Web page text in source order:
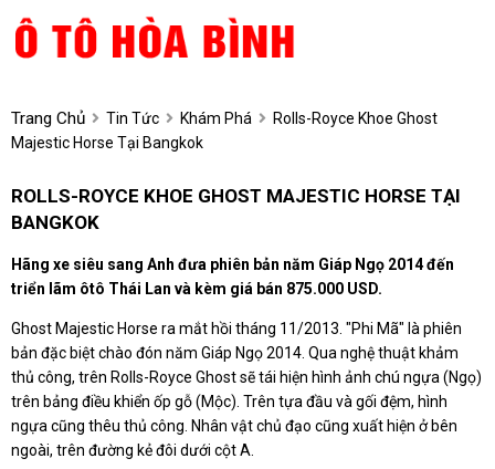
Trang Chủ Tin Tức Khám Phá
Rolls-Royce Khoe Ghost
Majestic Horse Tại Bangkok
ROLLS-ROYCE KHOE GHOST MAJESTIC HORSE TẠI
BANGKOK
Hãng xe siêu sang Anh đưa phiên bản năm Giáp Ngọ 2014 đến
triển lãm ôtô Thái Lan và kèm giá bán 875.000 USD.
Ghost Majestic Horse ra mắt hồi tháng 11/2013. "Phi Mã" là phiên
bản đặc biệt chào đón năm Giáp Ngọ 2014. Qua nghệ thuật khảm
thủ công, trên Rolls-Royce Ghost sẽ tái hiện hình ảnh chú ngựa (Ngọ)
trên bảng điều khiển ốp gỗ (Mộc). Trên tựa đầu và gối đệm, hình
ngựa cũng thêu thủ công. Nhân vật chủ đạo cũng xuất hiện ở bên
ngoài, trên đường kẻ đôi dưới cột A.